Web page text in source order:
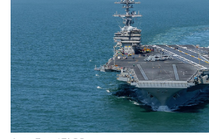
Фото: Zuma\ТАСС